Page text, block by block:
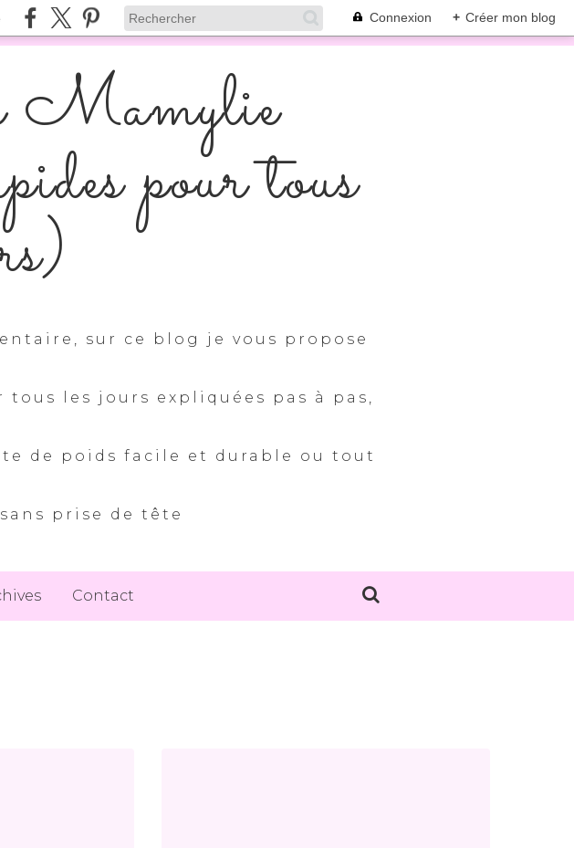
Connexion + Créer mon blog
Mamylie
pour tous
sur ce blog je vous propose
les jours expliquées pas à pas,
de poids facile et durable ou tout
prise de tête
Contact